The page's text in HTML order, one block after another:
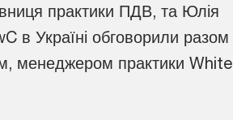
практики ПДВ, та Юлія
в Україні обговорили разом
менеджером практики White